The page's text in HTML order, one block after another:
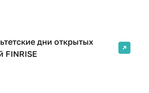
дни открытых
FINRISE